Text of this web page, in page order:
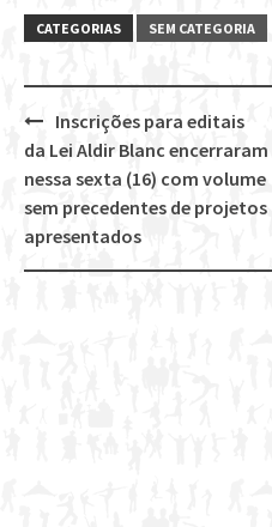
CATEGORIAS SEM CATEGORIA
Post
navigation
Inscrições para editais
da Lei Aldir Blanc encerraram
nessa sexta (16) com volume
sem precedentes de projetos
apresentados